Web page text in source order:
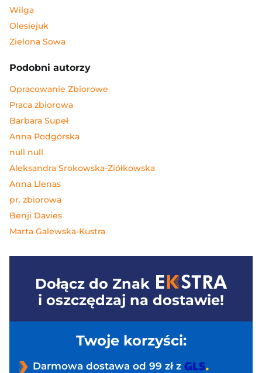
Wilga
Olesiejuk
Zielona Sowa
Podobni autorzy
Opracowanie Zbiorowe
Praca zbiorowa
Barbara Supeł
Anna Podgórska
null null
Aleksandra Srokowska-Ziółkowska
Anna Llenas
pr. zbiorowa
Benji Davies
Marta Galewska-Kustra
Dołącz do Znak
i oszczędzaj na dostawie!
Twoje korzyści:
Darmowa dostawa od 99 zł z